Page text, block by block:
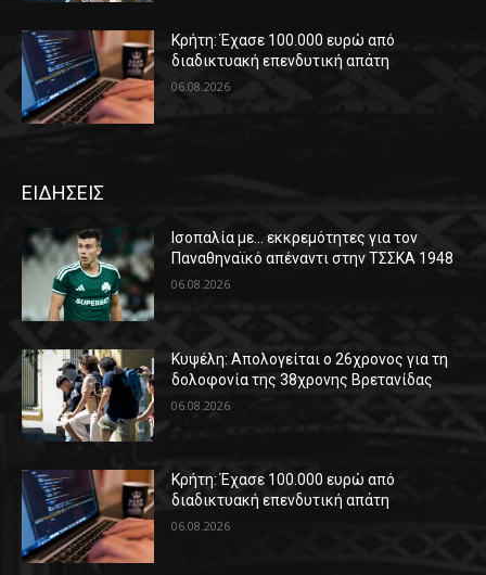
Κρήτη: Έχασε 100.000 ευρώ από
διαδικτυακή επενδυτική απάτη
06.08.2026
ΕΙΔΗΣΕΙΣ
Ισοπαλία με… εκκρεμότητες για τον
Παναθηναϊκό απέναντι στην ΤΣΣΚΑ 1948
06.08.2026
Κυψέλη: Απολογείται ο 26χρονος για τη
δολοφονία της 38χρονης Βρετανίδας
06.08.2026
Κρήτη: Έχασε 100.000 ευρώ από
διαδικτυακή επενδυτική απάτη
06.08.2026